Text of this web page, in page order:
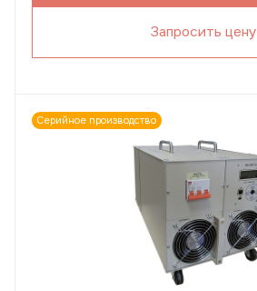
Запросить цену
Серийное производство